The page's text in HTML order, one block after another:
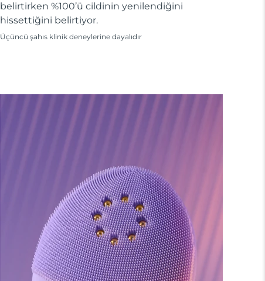
belirtirken %100’ü cildinin yenilendiğini
hissettiğini belirtiyor.
Üçüncü şahıs klinik deneylerine dayalıdır